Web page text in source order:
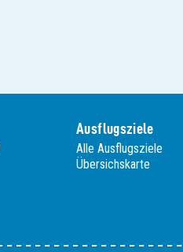
Ausflugsziele
Alle Ausflugsziele
Übersichskarte